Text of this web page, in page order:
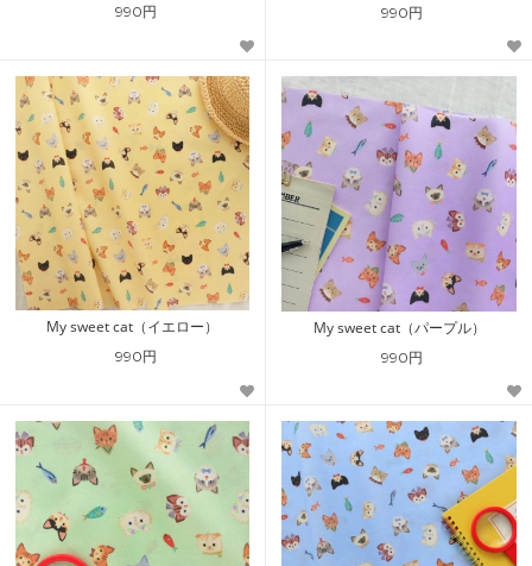
990円 990円
My sweet cat（イエロー）
990円
My sweet cat（パープル）
990円